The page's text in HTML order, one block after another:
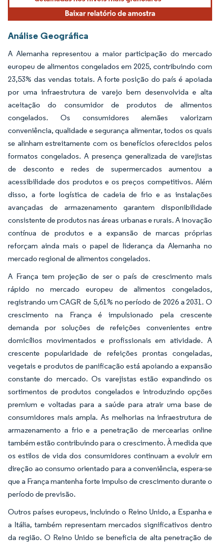
Análise Geográfica
A Alemanha representou a maior participação do mercado
europeu de alimentos congelados em 2025, contribuindo com
23,53% das vendas totais. A forte posição do país é apoiada
por uma infraestrutura de varejo bem desenvolvida e alta
aceitação do consumidor de produtos de alimentos
congelados. Os consumidores alemães valorizam
conveniência, qualidade e segurança alimentar, todos os quais
se alinham estreitamente com os benefícios oferecidos pelos
formatos congelados. A presença generalizada de varejistas
de desconto e redes de supermercados aumentou a
acessibilidade dos produtos e os preços competitivos. Além
disso, a forte logística de cadeia de frio e as instalações
avançadas de armazenamento garantem disponibilidade
consistente de produtos nas áreas urbanas e rurais. A inovação
contínua de produtos e a expansão de marcas próprias
reforçam ainda mais o papel de liderança da Alemanha no
mercado regional de alimentos congelados.
A França tem projeção de ser o país de crescimento mais
rápido no mercado europeu de alimentos congelados,
registrando um CAGR de 5,61% no período de 2026 a 2031. O
crescimento na França é impulsionado pela crescente
demanda por soluções de refeições convenientes entre
domicílios movimentados e profissionais em atividade. A
crescente popularidade de refeições prontas congeladas,
vegetais e produtos de panificação está apoiando a expansão
constante do mercado. Os varejistas estão expandindo os
sortimentos de produtos congelados e introduzindo opções
premium e voltadas para a saúde para atrair uma base de
consumidores mais ampla. As melhorias na infraestrutura de
armazenamento a frio e a penetração de mercearias online
também estão contribuindo para o crescimento. À medida que
os estilos de vida dos consumidores continuam a evoluir em
direção ao consumo orientado para a conveniência, espera-se
que a França mantenha forte impulso de crescimento durante o
período de previsão.
Outros países europeus, incluindo o Reino Unido, a Espanha e
a Itália, também representam mercados significativos dentro
da região. O Reino Unido se beneficia de alta penetração de